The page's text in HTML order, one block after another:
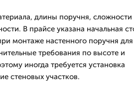
длины поручня, сложности
В прайсе указана начальная
монтаже настенного поручня для
требования по высоте и
иногда требуется установка
стеновых участков.